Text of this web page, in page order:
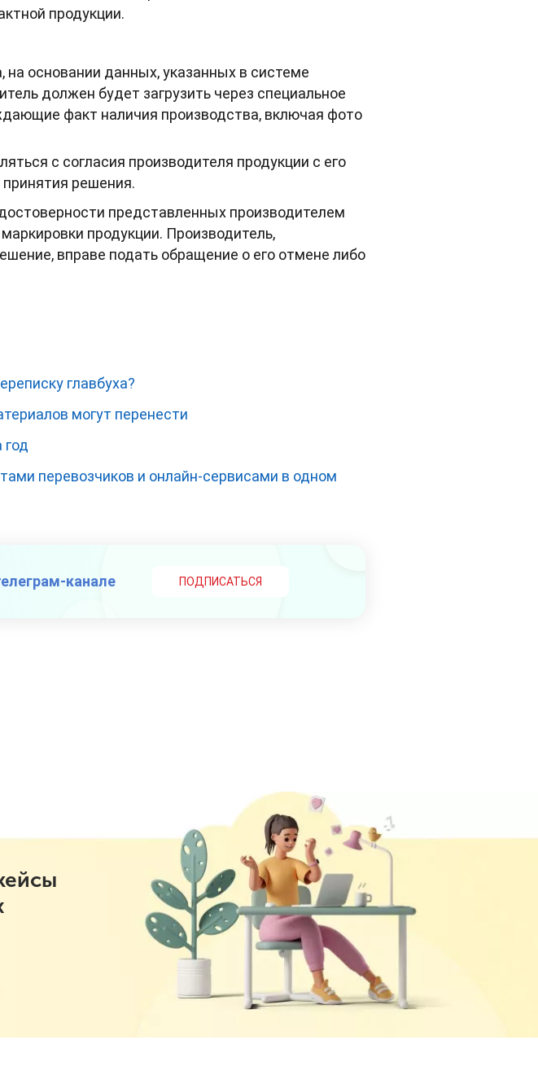
продукции.
основании данных, указанных в системе
должен будет загрузить через специальное
факт наличия производства, включая фото
с согласия производителя продукции с его
решения.
представленных производителем
продукции. Производитель,
вправе подать обращение о его отмене либо
главбуха?
могут перенести
перевозчиков и онлайн-сервисами в одном
канале ПОДПИСАТЬСЯ